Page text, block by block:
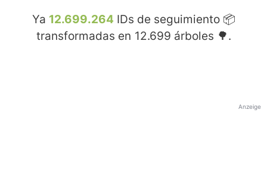
Ya 12.699.264 IDs de seguimiento 📦
transformadas en 12.699 árboles 🌳.
Anzeige